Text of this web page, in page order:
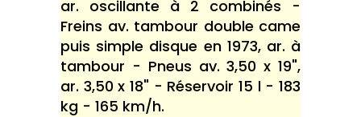
ar. oscillante à 2 combinés -
Freins av. tambour double came
puis simple disque en 1973, ar. à
tambour - Pneus av. 3,50 x 19",
ar. 3,50 x 18" - Réservoir 15 l - 183
kg - 165 km/h.